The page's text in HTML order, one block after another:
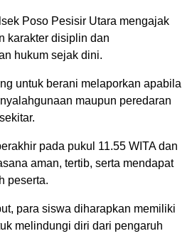
Poso Pesisir Utara mengajak
karakter disiplin dan
hukum sejak dini.
untuk berani melaporkan apabila
maupun peredaran
pada pukul 11.55 WITA dan
aman, tertib, serta mendapat
peserta.
para siswa diharapkan memiliki
melindungi diri dari pengaruh